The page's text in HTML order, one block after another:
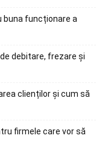
buna funcționare a
debitare, frezare și
clienților și cum să
firmele care vor să